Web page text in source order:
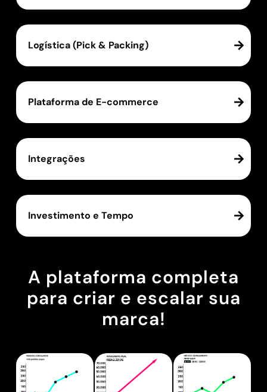
Logística (Pick & Packing)
Plataforma de E-commerce
Integrações
Investimento e Tempo
A plataforma completa
para criar e escalar sua
marca!